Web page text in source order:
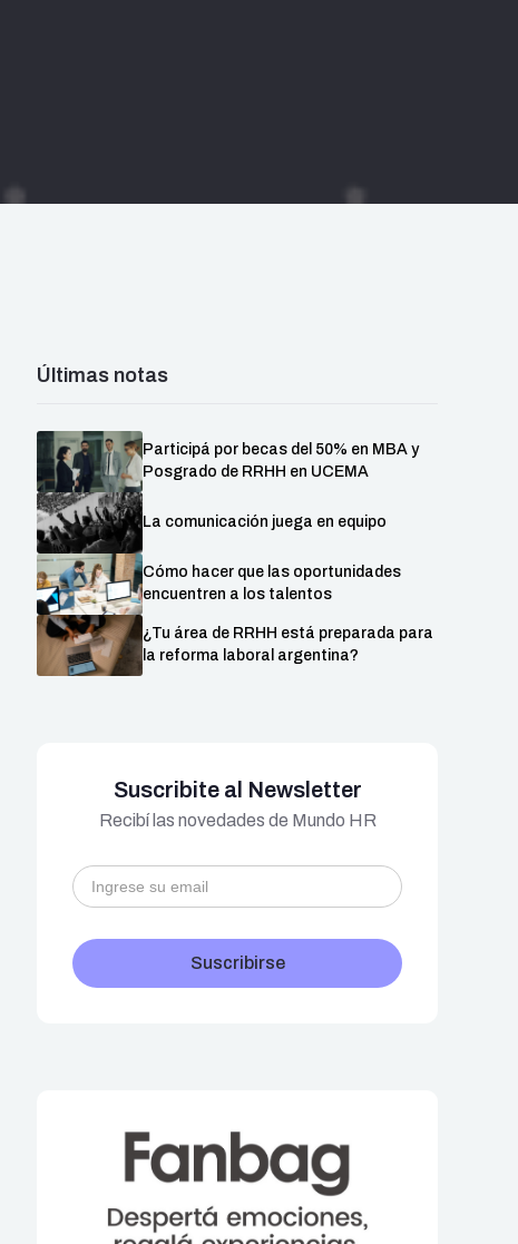
Últimas notas
Participá por becas del 50% en MBA y
Posgrado de RRHH en UCEMA
La comunicación juega en equipo
Cómo hacer que las oportunidades
encuentren a los talentos
¿Tu área de RRHH está preparada para
la reforma laboral argentina?
Suscribite al Newsletter
Recibí las novedades de Mundo HR